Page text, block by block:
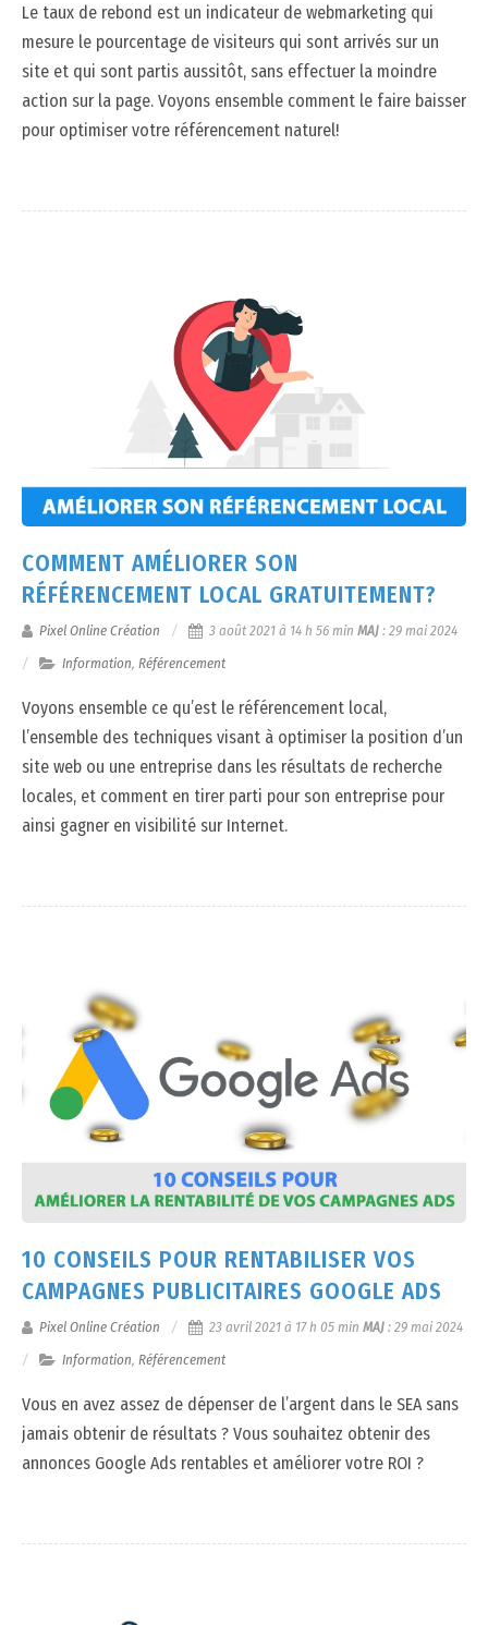
Le taux de rebond est un indicateur de webmarketing qui
mesure le pourcentage de visiteurs qui sont arrivés sur un
site et qui sont partis aussitôt, sans effectuer la moindre
action sur la page. Voyons ensemble comment le faire baisser
pour optimiser votre référencement naturel!
COMMENT AMÉLIORER SON
RÉFÉRENCEMENT LOCAL GRATUITEMENT?
Pixel Online Création 3 août 2021 à 14 h 56 min MAJ : 29 mai 2024
Information, Référencement
Voyons ensemble ce qu’est le référencement local,
l’ensemble des techniques visant à optimiser la position d’un
site web ou une entreprise dans les résultats de recherche
locales, et comment en tirer parti pour son entreprise pour
ainsi gagner en visibilité sur Internet.
10 CONSEILS POUR RENTABILISER VOS
CAMPAGNES PUBLICITAIRES GOOGLE ADS
Pixel Online Création 23 avril 2021 à 17 h 05 min MAJ : 29 mai 2024
Information, Référencement
Vous en avez assez de dépenser de l’argent dans le SEA sans
jamais obtenir de résultats ? Vous souhaitez obtenir des
annonces Google Ads rentables et améliorer votre ROI ?